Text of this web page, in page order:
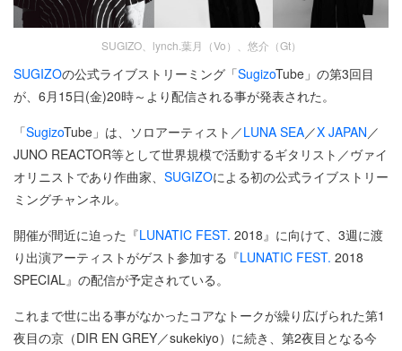
SUGIZO、lynch.葉月（Vo）、悠介（Gt）
SUGIZOの公式ライブストリーミング「SugizoTube」の第3回目
が、6月15日(金)20時～より配信される事が発表された。
「SugizoTube」は、ソロアーティスト／LUNA SEA／X JAPAN／
JUNO REACTOR等として世界規模で活動するギタリスト／ヴァイ
オリニストであり作曲家、 SUGIZOによる初の公式ライブストリー
ミングチャンネル。
開催が間近に迫った『LUNATIC FEST. 2018』に向けて、3週に渡
り出演アーティストがゲスト参加する『LUNATIC FEST. 2018
SPECIAL』の配信が予定されている。
これまで世に出る事がなかったコアなトークが繰り広げられた第1
夜目の京（DIR EN GREY／sukekiyo）に続き、第2夜目となる今